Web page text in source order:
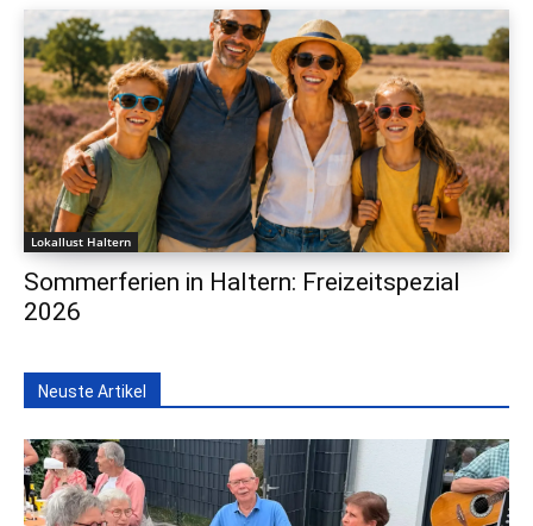
Lokallust Haltern
Sommerferien in Haltern: Freizeitspezial
2026
Neuste Artikel